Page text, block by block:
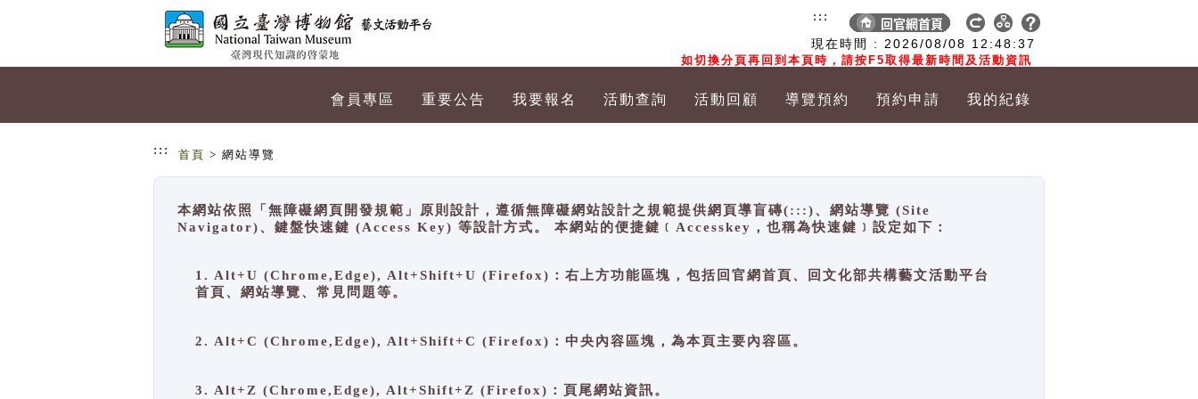
現在時間 : 2026/08/08 12:48:37
如切換分頁再回到本頁時，請按F5取得最新時間及活動資訊
:::
會員專區 重要公告 我要報名 活動查詢 活動回顧 導覽預約 預約申請 我的紀錄
::: 首頁 > 網站導覽
本網站依照「無障礙網頁開發規範」原則設計，遵循無障礙網站設計之規範提供網頁導盲磚(:::)、網站導覽 (Site
Navigator)、鍵盤快速鍵 (Access Key) 等設計方式。 本網站的便捷鍵﹝Accesskey，也稱為快速鍵﹞設定如下：
1. Alt+U (Chrome,Edge), Alt+Shift+U (Firefox)：右上方功能區塊，包括回官網首頁、回文化部共構藝文活動平台
首頁、網站導覽、常見問題等。
2. Alt+C (Chrome,Edge), Alt+Shift+C (Firefox)：中央內容區塊，為本頁主要內容區。
3. Alt+Z (Chrome,Edge), Alt+Shift+Z (Firefox)：頁尾網站資訊。